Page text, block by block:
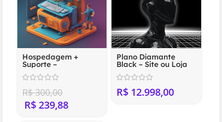
Hospedagem +
Suporte –
Compartilhada
(Anual)
R$300,00
R$ 239,88
Plano Diamante
Black – Site ou Loja
Virtual Profissional
R$